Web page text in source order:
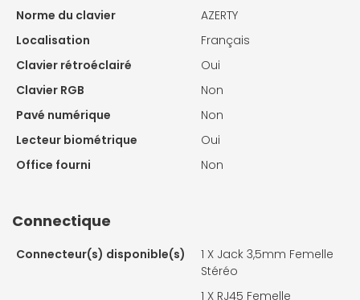
Norme du clavier
AZERTY
Localisation
Français
Clavier rétroéclairé
Oui
Clavier RGB
Non
Pavé numérique
Non
Lecteur biométrique
Oui
Office fourni
Non
Connectique
Connecteur(s) disponible(s) 1 X Jack 3,5mm Femelle
Stéréo
1 X RJ45 Femelle